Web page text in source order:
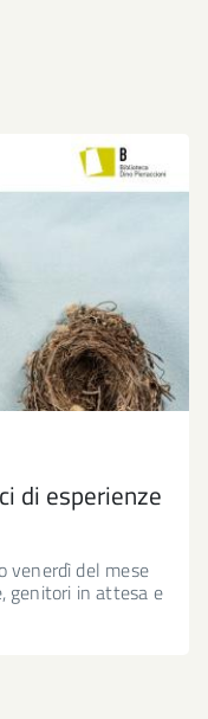
di esperienze
venerdì del mese
genitori in attesa e